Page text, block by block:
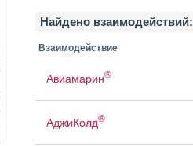
Найдено взаимодействий:
Взаимодействие
Авиамарин®
АджиКолд®